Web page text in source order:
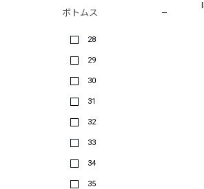
ボトムス
28
29
30
31
32
33
34
35